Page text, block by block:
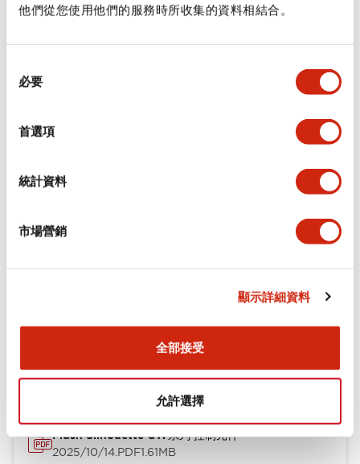
他們從您使用他們的服務時所收集的資料相結合。
必要
首選項
統計資料
市場營銷
顯示詳細資料
全部接受
允許選擇
規格
審美規範
環境規範
功能規格
機械規格
型錄和宣傳手冊 CAD檔 認證與標準
Flush Silhouette CW系列 控制元件
2025/10/14.PDF1.61MB